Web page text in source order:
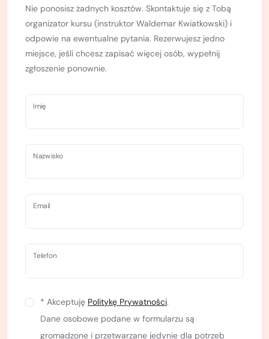
asekuracji o trudności co najmniej IV+),
możliwość dalszego kontynuowania szkolenia na
kursie taternickim,
materiały szkoleniowe przypominające
najważniejsze rzeczy oraz wykaz dróg "na
materiały uzupełniające: wykaz szpeju do
internetowych i aplikacji itp.)
kompletny sprzęt wspinaczkowy z atestem UIAA lub CE.
wspinaczkowe. Należy nabyć je przed rozpoczęciem
kursu.
Nie ponosisz żadnych kosztów. Skontaktuje się z Tobą
organizator kursu (instruktor Waldemar Kwiatkowski) i
odpowie na ewentualne pytania. Rezerwujesz jedno
miejsce, jeśli chcesz zapisać więcej osób, wypełnij
zgłoszenie ponownie.
Imię
Nazwisko
Email
Telefon
* Akceptuję Politykę Prywatności.
Dane osobowe podane w formularzu są
gromadzone i przetwarzane jedynie dla potrzeb